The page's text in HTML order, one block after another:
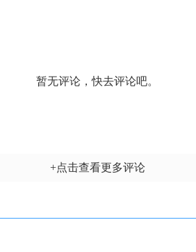
暂无评论，快去评论吧。
+点击查看更多评论